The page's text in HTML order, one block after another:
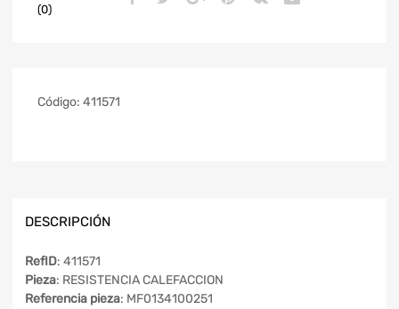
(0)
Código: 411571
DESCRIPCIÓN
RefID: 411571
Pieza: RESISTENCIA CALEFACCION
Referencia pieza: MF0134100251